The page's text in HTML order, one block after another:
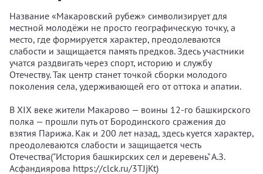
Название «Макаровский рубеж» символизирует для
местной молодёжи не просто географическую точку, а
место, где формируется характер, преодолеваются
слабости и защищается память предков. Здесь участники
учатся раздвигать через спорт, историю и службу
Отечеству. Так центр станет точкой сборки молодого
поколения села, удерживающей его от оттока и апатии.
В XIX веке жители Макарово — воины 12-го башкирского
полка — прошли путь от Бородинского сражения до
взятия Парижа. Как и 200 лет назад, здесь куется характер,
преодолеваются слабости и защищается честь
Отечества("История башкирских сел и деревень" А.З.
Асфандиярова https://clck.ru/3TJjKt)